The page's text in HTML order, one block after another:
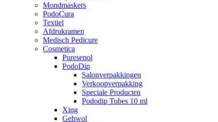
Mondmaskers
PodoCura
Textiel
Afdrukramen
Medisch Pedicure
Cosmetica
Puresenol
PodoDip
Salonverpakkingen
Verkoopverpakking
Speciale Producten
Pododip Tubes 10 ml
Xing
Gehwol